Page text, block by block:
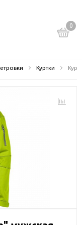
0
Куртки